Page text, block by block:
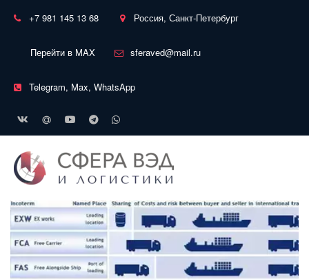
+7 981 145 13 68 Россия, Санкт-Петербург
Перейти в MAX sferaved@mail.ru
Telegram, Max, WhatsApp